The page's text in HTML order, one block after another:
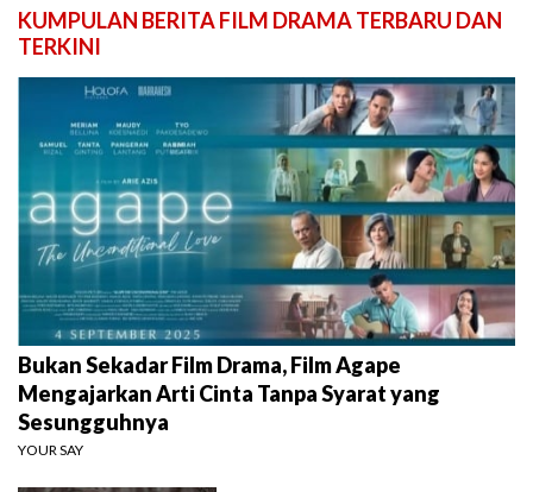
KUMPULAN BERITA FILM DRAMA TERBARU DAN
TERKINI
Bukan Sekadar Film Drama, Film Agape
Mengajarkan Arti Cinta Tanpa Syarat yang
Sesungguhnya
YOUR SAY